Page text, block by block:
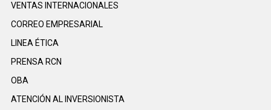
VENTAS INTERNACIONALES
CORREO EMPRESARIAL
LINEA ÉTICA
PRENSA RCN
OBA
ATENCIÓN AL INVERSIONISTA